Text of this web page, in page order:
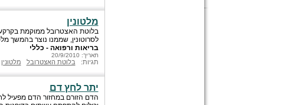
מלטונין
בלוטת האצטרובל ממוקמת
לסרוטונין, שממנו נוצר בהמשך
בריאות ורפואה - כללי
תאריך: 20/9/2010
תגיות: בלוטת האצטרובל מלטונין
יתר לחץ דם
הדם הזורם במחזור הדם מפעיל